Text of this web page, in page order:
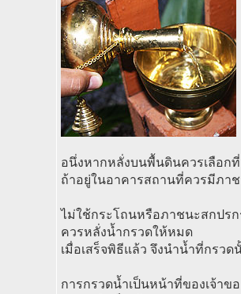
อนึ่งหากหลั่งบนพื้นดินควรเลือก
ถ้าอยู่ในอาคารสถานที่ควรมีภา
ไม่ใช้กระโถนหรือภาชนะสกปรก
ควรหลั่งน้ำกรวดให้หมด
เมื่อเสร็จพิธีแล้ว จึงนำน้ำที่กรว
การกรวดน้ำเป็นหน้าที่ของเจ้าข